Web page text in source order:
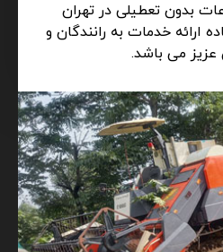
بدون تعطیلی در تهران
ارائه خدمات به رانندگان و
عزیز می باشد.